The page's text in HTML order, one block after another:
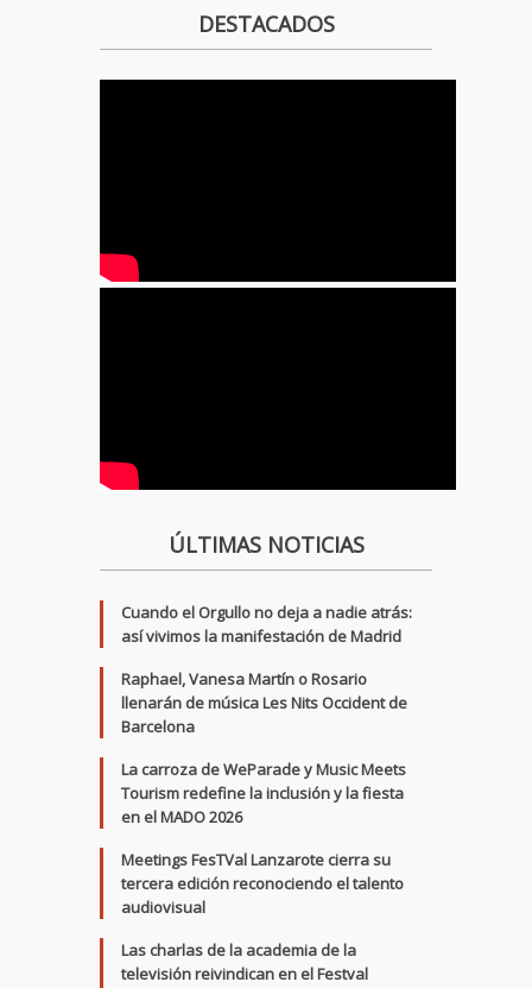
DESTACADOS
ÚLTIMAS NOTICIAS
Cuando el Orgullo no deja a nadie atrás:
así vivimos la manifestación de Madrid
Raphael, Vanesa Martín o Rosario
llenarán de música Les Nits Occident de
Barcelona
La carroza de WeParade y Music Meets
Tourism redefine la inclusión y la fiesta
en el MADO 2026
Meetings FesTVal Lanzarote cierra su
tercera edición reconociendo el talento
audiovisual
Las charlas de la academia de la
televisión reivindican en el Festval